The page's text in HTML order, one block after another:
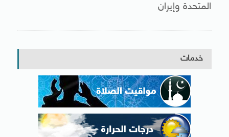
المتحدة وإيران
خدمات